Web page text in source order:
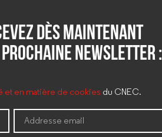
dès maintenant
newsletter :
et en matière de cookies du CNEC.